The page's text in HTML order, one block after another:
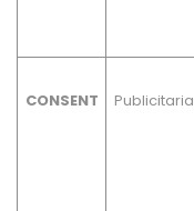
CONSENT Publicitaria